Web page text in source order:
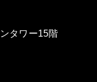
タワー15階